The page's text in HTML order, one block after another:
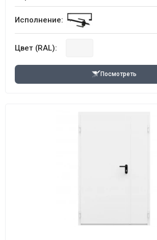
Исполнение:
Цвет (RAL):
Посмотреть